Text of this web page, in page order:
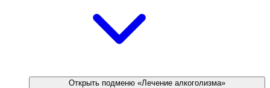
Открыть подменю «Лечение алкоголизма»